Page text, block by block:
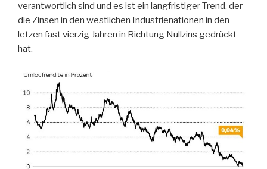
verantwortlich sind und es ist ein langfristiger Trend, der
die Zinsen in den westlichen Industrienationen in den
letzen fast vierzig Jahren in Richtung Nullzins gedrückt
hat.